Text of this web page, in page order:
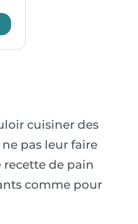
cuisiner des
pas leur faire
de pain
comme pour